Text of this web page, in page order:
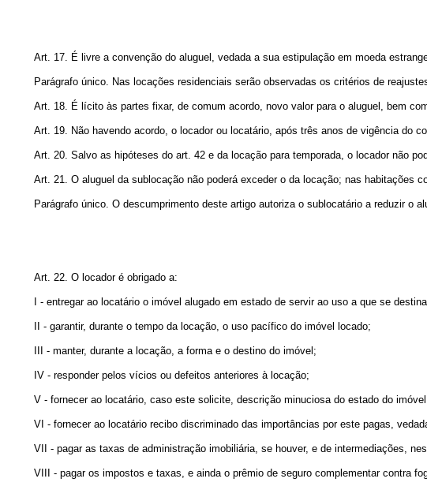
Art. 17. É livre a convenção do aluguel, vedada a sua estipulação em moeda
Parágrafo único. Nas locações residenciais serão observadas os critérios de
Art. 18. É lícito às partes fixar, de comum acordo, novo valor para o aluguel,
Art. 19. Não havendo acordo, o locador ou locatário, após três anos de vigência do
Art. 20. Salvo as hipóteses do art. 42 e da locação para temporada, o locador não
Art. 21. O aluguel da sublocação não poderá exceder o da locação; nas habitações
Parágrafo único. O descumprimento deste artigo autoriza o sublocatário a reduzir o
Art. 22. O locador é obrigado a:
I - entregar ao locatário o imóvel alugado em estado de servir ao uso a que se
II - garantir, durante o tempo da locação, o uso pacífico do imóvel locado;
III - manter, durante a locação, a forma e o destino do imóvel;
IV - responder pelos vícios ou defeitos anteriores à locação;
V - fornecer ao locatário, caso este solicite, descrição minuciosa do estado do
VI - fornecer ao locatário recibo discriminado das importâncias por este pagas,
VII - pagar as taxas de administração imobiliária, se houver, e de intermediações,
VIII - pagar os impostos e taxas, e ainda o prêmio de seguro complementar contra